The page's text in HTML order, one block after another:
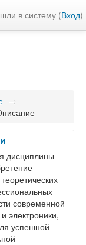
в систему (Вход)
→
дисциплины
современной
электроники,
успешной